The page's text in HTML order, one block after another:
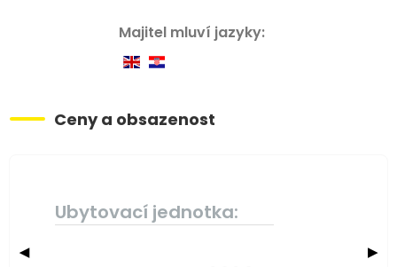
Majitel mluví jazyky:
Ceny a obsazenost
Ubytovací jednotka:
◀ ▶